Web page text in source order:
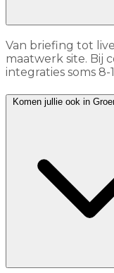
Van briefing tot
maatwerk site. Bij
integraties soms 8-
Komen